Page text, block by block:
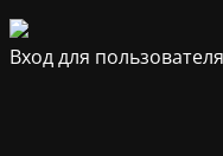
Вход для пользователя